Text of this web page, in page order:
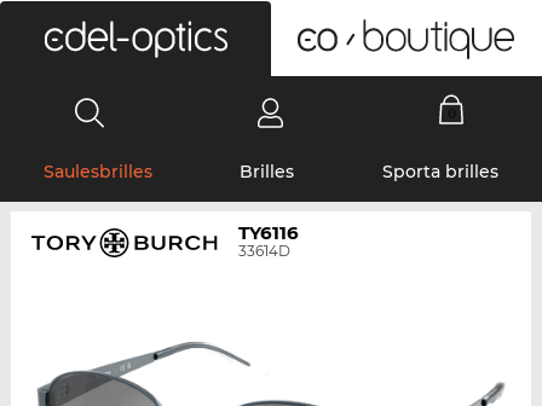
Saulesbrilles Brilles Sporta brilles
TY6116
33614D